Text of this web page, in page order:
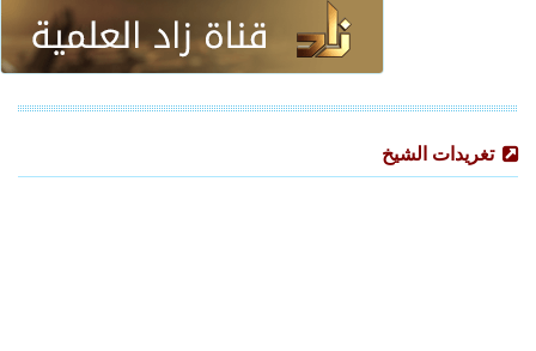
تغريدات الشيخ